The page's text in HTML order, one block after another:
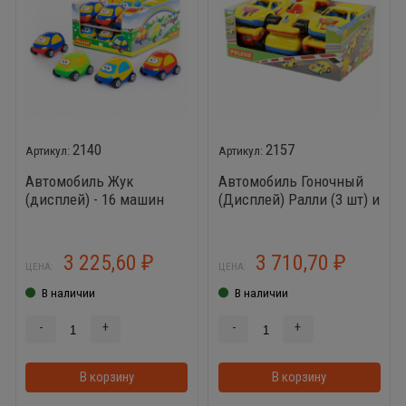
2140
Автомобиль Жук
(дисплей) - 16 машин
ЦЕНА: 3 225,60 ₽
В наличии
- +
В корзину В корзинке
2157
Автомобиль Гоночный
(Дисплей) Ралли (3 шт) и
ЦЕНА: 3 710,70₽
В наличии
- +
В корзину